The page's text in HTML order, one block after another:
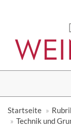
Startseite
Technik und